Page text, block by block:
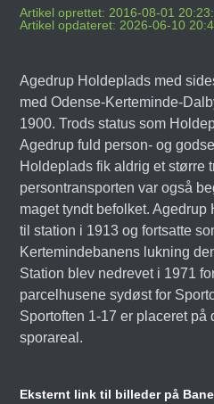
Artikel oprettet: 2016-08-01
Artikel opdateret: 2026-06-10
Agedrup Holdeplads med
med Odense-Kerteminde-
1900. Trods status som
Agedrup fuld person- og
Holdeplads fik aldrig et større
persontransporten var også
maget tyndt befolket.
til station i 1913 og fortsatte
Kertemindebanens lukning
Station blev nedrevet i 1971
parcelhusene sydøst for
Sportoften 1-17 er placeret på
sporareal.
Eksternt link til billeder på